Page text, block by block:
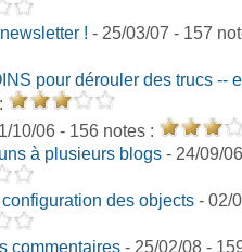
! - 25/03/07 - 157
pour dérouler des trucs --
10/06 - 156 notes :
à plusieurs blogs - 24/09/
des objects - 02/
commentaires - 25/02/08 -